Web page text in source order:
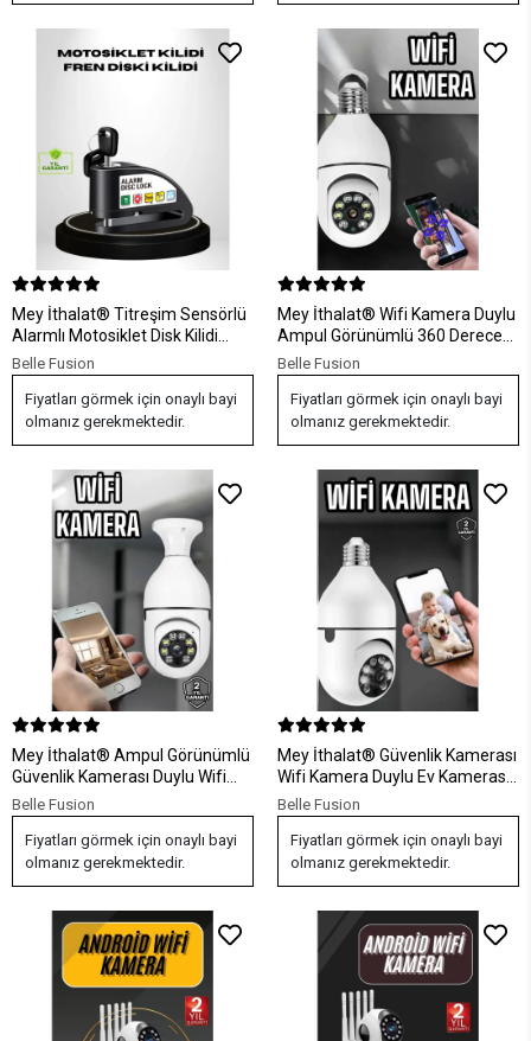
Mey İthalat® Titreşim Sensörlü
Alarmlı Motosiklet Disk Kilidi
14mm Çelik Çift Kilitleme
Belle Fusion
Fiyatları görmek için onaylı bayi
olmanız gerekmektedir.
Mey İthalat® Wifi Kamera Duylu
Ampul Görünümlü 360 Derece
Dönebilen Ev Kamerası
Belle Fusion
Fiyatları görmek için onaylı bayi
olmanız gerekmektedir.
Mey İthalat® Ampul Görünümlü
Güvenlik Kamerası Duylu Wifi
Kamerası Dönebilen
Belle Fusion
Fiyatları görmek için onaylı bayi
olmanız gerekmektedir.
Mey İthalat® Güvenlik Kamerası
Wifi Kamera Duylu Ev Kamerası
Wifi Bağlantılı Dönebilen
Belle Fusion
Fiyatları görmek için onaylı bayi
olmanız gerekmektedir.